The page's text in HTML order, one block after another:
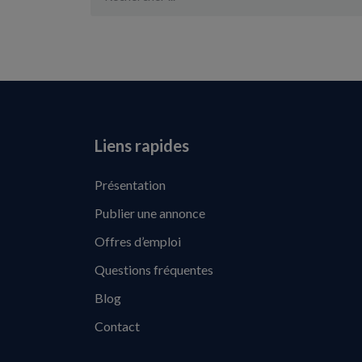
Liens rapides
Présentation
Publier une annonce
Offres d’emploi
Questions fréquentes
Blog
Contact